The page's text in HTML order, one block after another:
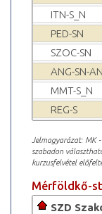
ITN-S_N
PED-SN
SZOC-SN
ANG-SN-
MMT-S_N
REG-S
Jelmagyarázat: MK
szabadon
kurzusfelvétel
Mérföldkő-
SZD